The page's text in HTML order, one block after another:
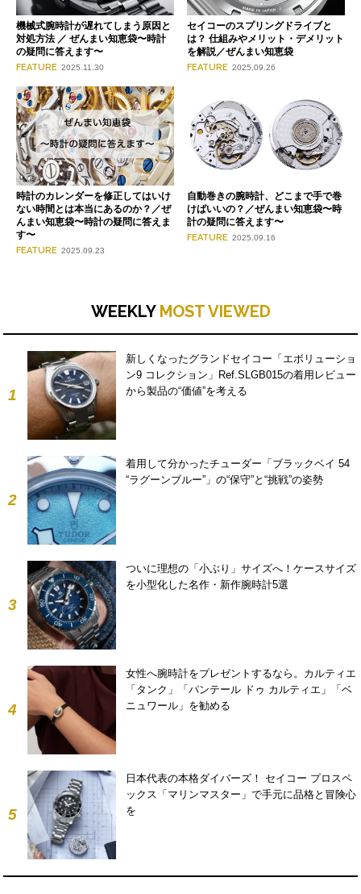
機械式腕時計が遅れてしまう原因と
対処方法 ／ ぜんまい知恵袋〜時計
の疑問に答えます〜
FEATURE 2025.11.30
セイコーのスプリングドライブと
は？ 仕組みやメリット・デメリット
を解説／ぜんまい知恵袋
FEATURE 2025.09.26
時計のカレンダーを修正してはいけ
ない時間とは本当にあるのか？／ぜ
んまい知恵袋〜時計の疑問に答えま
す〜
FEATURE 2025.09.23
自動巻きの腕時計、どこまで手で巻
けばいいの？／ぜんまい知恵袋〜時
計の疑問に答えます〜
FEATURE 2025.09.16
WEEKLY MOST VIEWED
1
新しくなったグランドセイコー「エボリューショ
ン9 コレクション」Ref.SLGB015の着用レビュー
から製品の“価値”を考える
2
着用して分かったチューダー「ブラックベイ 54
“ラグーンブルー”」の“保守”と“挑戦”の姿勢
3
ついに理想の「小ぶり」サイズへ！ケースサイズ
を小型化した名作・新作腕時計5選
4
女性へ腕時計をプレゼントするなら。カルティエ
「タンク」「パンテール ドゥ カルティエ」「ベ
ニュワール」を勧める
5
日本代表の本格ダイバーズ！ セイコー プロスペ
ックス「マリンマスター」で手元に品格と冒険心
を